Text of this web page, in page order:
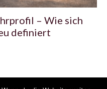
– Wie sich
definiert